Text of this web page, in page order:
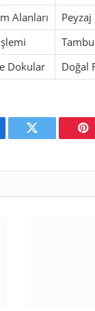
Alanları
Dokular
Doğal
Twitter